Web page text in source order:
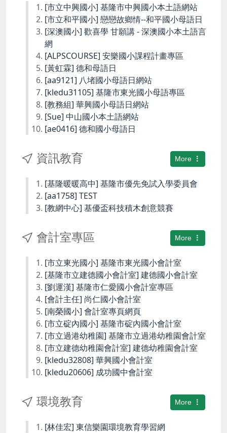
[市立中興國小] 基隆市中興國小本土語網站
[市立和平國小] 戀戀故鄉情--和平國小母語日
[深澳國小] 歡喜學 甘願講 - 深澳國小本土語言
網
[ALPSCOURSE] 安樂國小課程計畫專區
[黃虹霖] 德和母語日
[aa9121] 八堵國小母語日網站
[kledu31105] 基隆市東光國小母語專區
[教務組] 華興國小母語日網站
[Sue] 中山國小本土語網站
[ae0416] 德和國小母語日
More
資訊教育
[基隆暖暖高中] 基隆市優先免試入學委員會
[aa1758] TEST
[教網中心] 基優盃科技積木創意競賽
More
會計室專區
[市立東光國小] 基隆市東光國小會計室
[基隆市立建德國小會計室] 建德國小會計室
[劉運漢] 基隆市仁愛國小會計室專區
[會計主任] 尚仁國小會計室
[南榮國小] 會計室專頁網頁
[市立碇內國小] 基隆市碇內國小會計室
[市立過港幼稚園] 基隆市立過港幼稚園會計室
[市立建德幼稚園會計室] 建德幼稚園會計室
[kledu32808] 華興國小會計室
[kledu20606] 成功國中會計室
More
環境教育
[林佳宏] 東信樂園環境教育學習網